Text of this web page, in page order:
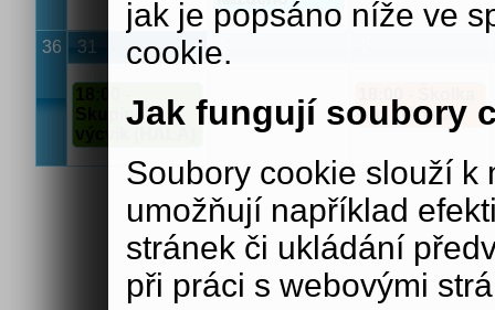
jak je popsáno níže ve
cookie.
Jak fungují soubory
Soubory cookie slouží k
umožňují například
stránek či ukládání
při práci s webovými
36 31
18:00 -
Skupinový
výcvik (HALA)
1
pro štěňata